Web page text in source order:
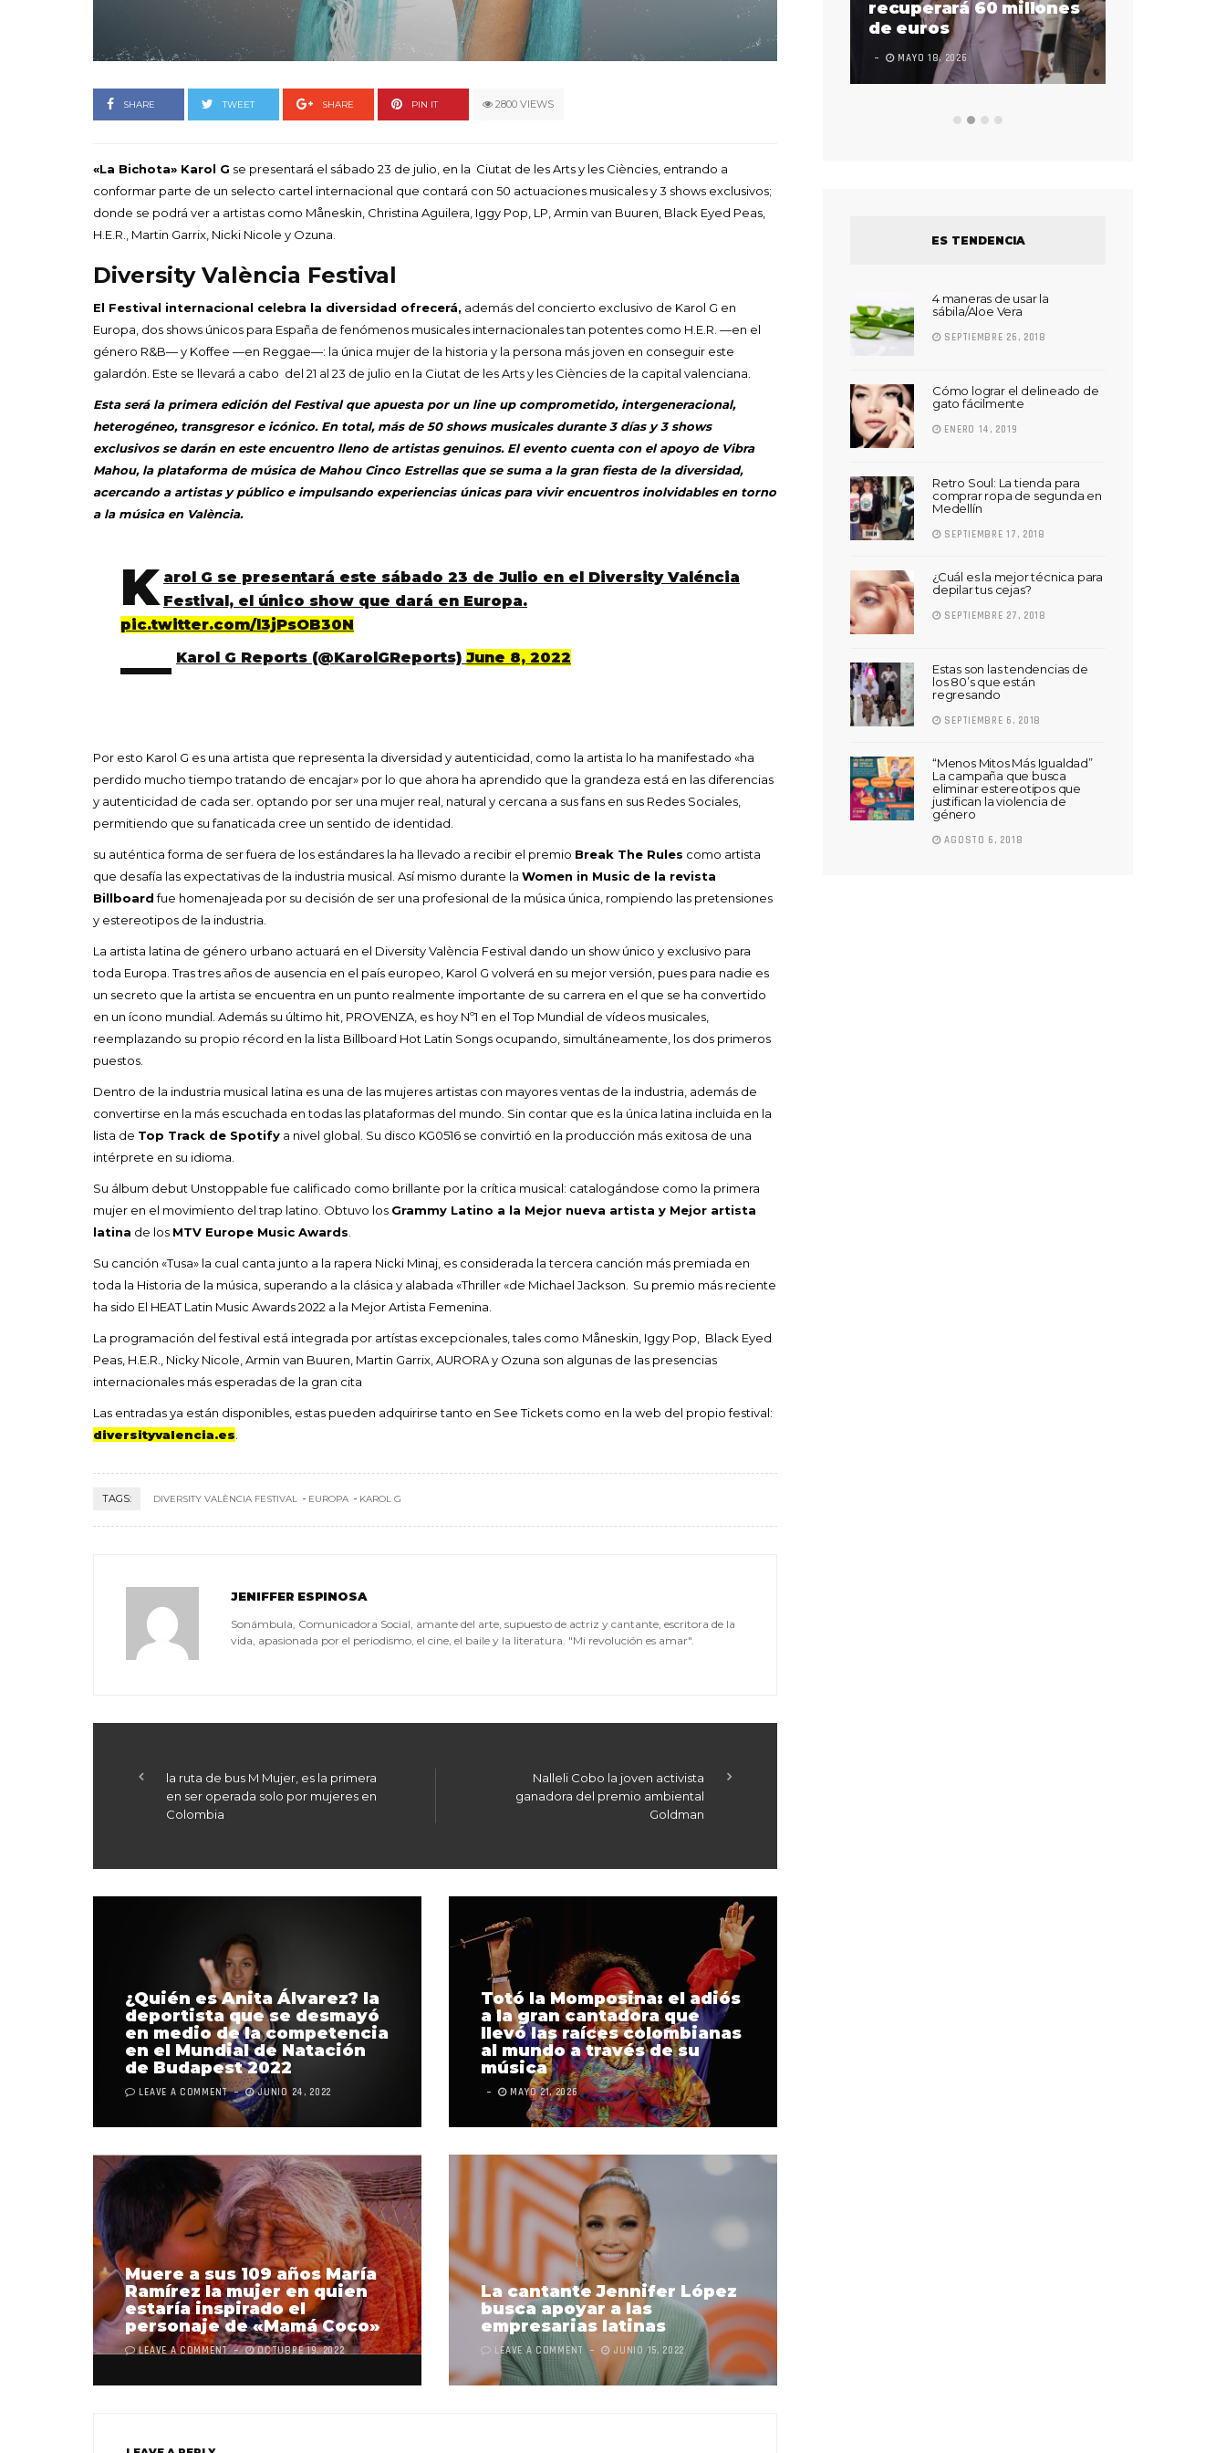
SHARE TWEET SHARE PIN IT 2800 VIEWS
«La Bichota» Karol G se presentará el sábado 23 de julio, en la Ciutat de les Arts y les Ciències, entrando a
conformar parte de un selecto cartel internacional que contará con 50 actuaciones musicales y 3 shows exclusivos;
donde se podrá ver a artistas como Måneskin, Christina Aguilera, Iggy Pop, LP, Armin van Buuren, Black Eyed Peas,
H.E.R., Martin Garrix, Nicki Nicole y Ozuna.
Diversity València Festival
El Festival internacional celebra la diversidad ofrecerá, además del concierto exclusivo de Karol G en
Europa, dos shows únicos para España de fenómenos musicales internacionales tan potentes como H.E.R. —en el
género R&B— y Koffee —en Reggae—: la única mujer de la historia y la persona más joven en conseguir este
galardón. Este se llevará a cabo del 21 al 23 de julio en la Ciutat de les Arts y les Ciències de la capital valenciana.
Esta será la primera edición del Festival que apuesta por un line up comprometido, intergeneracional,
heterogéneo, transgresor e icónico. En total, más de 50 shows musicales durante 3 días y 3 shows
exclusivos se darán en este encuentro lleno de artistas genuinos. El evento cuenta con el apoyo de Vibra
Mahou, la plataforma de música de Mahou Cinco Estrellas que se suma a la gran fiesta de la diversidad,
acercando a artistas y público e impulsando experiencias únicas para vivir encuentros inolvidables en torno
a la música en València.
K arol G se presentará este sábado 23 de Julio en el Diversity Valéncia
Festival, el único show que dará en Europa.
pic.twitter.com/l3jPsOB30N
— Karol G Reports (@KarolGReports) June 8, 2022
Por esto Karol G es una artista que representa la diversidad y autenticidad, como la artista lo ha manifestado «ha
perdido mucho tiempo tratando de encajar» por lo que ahora ha aprendido que la grandeza está en las diferencias
y autenticidad de cada ser. optando por ser una mujer real, natural y cercana a sus fans en sus Redes Sociales,
permitiendo que su fanaticada cree un sentido de identidad.
su auténtica forma de ser fuera de los estándares la ha llevado a recibir el premio Break The Rules como artista
que desafía las expectativas de la industria musical. Así mismo durante la Women in Music de la revista
Billboardfue homenajeada por su decisión de ser una profesional de la música única, rompiendo las pretensiones
y estereotipos de la industria.
La artista latina de género urbano actuará en el Diversity València Festival dando un show único y exclusivo para
toda Europa. Tras tres años de ausencia en el país europeo, Karol G volverá en su mejor versión, pues para nadie es
un secreto que la artista se encuentra en un punto realmente importante de su carrera en el que se ha convertido
en un ícono mundial. Además su último hit, PROVENZA, es hoy Nº1 en el Top Mundial de vídeos musicales,
reemplazando su propio récord en la lista Billboard Hot Latin Songs ocupando, simultáneamente, los dos primeros
puestos.
Dentro de la industria musical latina es una de las mujeres artistas con mayores ventas de la industria, además de
convertirse en la más escuchada en todas las plataformas del mundo. Sin contar que es la única latina incluida en la
lista de Top Track de Spotify a nivel global. Su disco KG0516 se convirtió en la producción más exitosa de una
intérprete en su idioma.
Su álbum debut Unstoppable fue calificado como brillante por la crítica musical: catalogándose como la primera
mujer en el movimiento del trap latino. Obtuvo los Grammy Latino a la Mejor nueva artista y Mejor artista
latina de los MTV Europe Music Awards
Su canción «Tusa» la cual canta junto a la rapera Nicki Minaj, es considerada la tercera canción más premiada en
toda la Historia de la música, superando a la clásica y alabada «Thriller «de Michael Jackson. Su premio más reciente
ha sido El HEAT Latin Music Awards 2022 a la Mejor Artista Femenina.
La programación del festival está integrada por artístas excepcionales, tales como Måneskin, Iggy Pop, Black Eyed
Peas, H.E.R., Nicky Nicole, Armin van Buuren, Martin Garrix, AURORA y Ozuna son algunas de las presencias
internacionales más esperadas de la gran cita
Las entradas ya están disponibles, estas pueden adquirirse tanto en See Tickets como en la web del propio festival:
diversityvalencia.es
TAGS: DIVERSITY VALÈNCIA FESTIVAL EUROPA KAROL G
JENIFFER ESPINOSA
Sonámbula, Comunicadora Social, amante del arte, supuesto de actriz y cantante, escritora de la
vida, apasionada por el periodismo, el cine, el baile y la literatura. "Mi revolución es amar".
la ruta de bus M Mujer, es la primera
en ser operada solo por mujeres en
Colombia
Nalleli Cobo la joven activista
ganadora del premio ambiental
Goldman
¿Quién es Anita Álvarez? la
deportista que se desmayó
en medio de la competencia
en el Mundial de Natación
de Budapest 2022
LEAVE A COMMENT JUNIO 24, 2022
Totó la Momposina: el adiós
a la gran cantadora que
llevó las raíces colombianas
al mundo a través de su
música
MAYO 21, 2026
Muere a sus 109 años María
Ramírez la mujer en quien
estaría inspirado el
personaje de «Mamá Coco»
LEAVE A COMMENT OCTUBRE 19, 2022
La cantante Jennifer López
busca apoyar a las
empresarias latinas
LEAVE A COMMENT JUNIO 15, 2022
Goyo un himno por la
vida de las mujeres
LEAVE A COMMENT FEBRERO 16, 2023
recuperará 60 millones
de euros
MAYO 18, 2026
ES TENDENCIA
4 maneras de usar la
sábila/Aloe Vera
SEPTIEMBRE 26, 2018
Cómo lograr el delineado de
gato fácilmente
ENERO 14, 2019
Retro Soul: La tienda para
comprar ropa de segunda en
Medellín
SEPTIEMBRE 17, 2018
¿Cuál es la mejor técnica para
depilar tus cejas?
SEPTIEMBRE 27, 2018
Estas son las tendencias de
los 80’s que están
regresando
SEPTIEMBRE 6, 2018
“Menos Mitos Más Igualdad”
La campaña que busca
eliminar estereotipos que
justifican la violencia de
género
AGOSTO 6, 2018